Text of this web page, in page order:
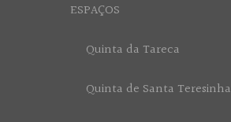
ESPAÇOS
Quinta da Tareca
Quinta de Santa Teresinha